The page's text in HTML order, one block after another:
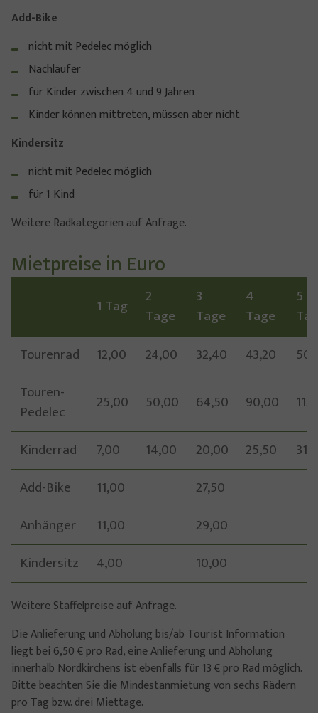
Add-Bike
nicht mit Pedelec möglich
Nachläufer
für Kinder zwischen 4 und 9 Jahren
Kinder können mittreten, müssen aber nicht
Kindersitz
nicht mit Pedelec möglich
für 1 Kind
Weitere Radkategorien auf Anfrage.
Mietpreise in Euro
1 Tag
2
Tage
3
Tage
4
Tage
5
Tourenrad
12,00 24,00 32,40 43,20
Touren-
Pedelec
25,00 50,00 64,50 90,00
Kinderrad 7,00 14,00 20,00 25,50
Add-Bike
11,00
27,50
Anhänger
11,00
29,00
Kindersitz
4,00 10,00
Weitere Staffelpreise auf Anfrage.
Die Anlieferung und Abholung bis/ab Tourist Information
liegt bei 6,50 € pro Rad, eine Anlieferung und Abholung
innerhalb Nordkirchens ist ebenfalls für 13 € pro Rad möglich.
Bitte beachten Sie die Mindestanmietung von sechs Rädern
pro Tag bzw. drei Miettage.